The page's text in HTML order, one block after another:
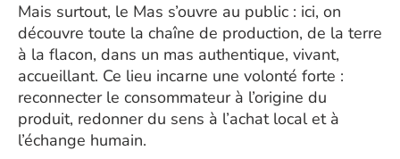
Mais surtout, le Mas s’ouvre au public : ici, on
découvre toute la chaîne de production, de la terre
à la flacon, dans un mas authentique, vivant,
accueillant. Ce lieu incarne une volonté forte :
reconnecter le consommateur à l’origine du
produit, redonner du sens à l’achat local et à
l’échange humain.